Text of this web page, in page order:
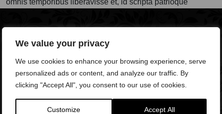
We value your privacy
We use cookies to enhance your browsing experience, serve
personalized ads or content, and analyze our traffic. By
clicking "Accept All", you consent to our use of cookies.
Customize Accept All
omnis temporibus liberavisse et, id scripta patrioque
Course Cost
Price From
£250